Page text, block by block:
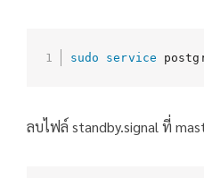
sudo service
ลบไฟล์ standby.signal ที่